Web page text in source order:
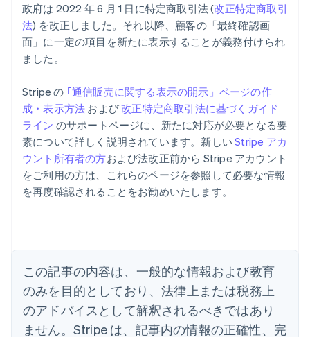
政府は 2022 年 6 月 1 日に特定商取引法 (改正特定商取引
法) を改正しました。それ以降、顧客の「最終確認画
面」に一定の項目を新たに表示することが義務付けられ
ました。
Stripe の ｢通信販売に関する表示の開示」ページの作
成・表示方法 および改正特定商取引法に基づくガイド
ライン のサポートページに、新たに対応が必要となる要
素について詳しく説明されています。新しいStripe アカ
ウント所有者の方および法改正前から Stripe アカウント
をご利用の方は、これらのページを参照して必要な情報
を再度確認されることをお勧めいたします。
この記事の内容は、一般的な情報および教育
のみを目的としており、法律上または税務上
のアドバイスとして解釈されるべきではあり
ません。Stripe は、記事内の情報の正確性、完
アイルランド
English
English
イギリス
English
イタリア
ItalianoEnglish
インド
English